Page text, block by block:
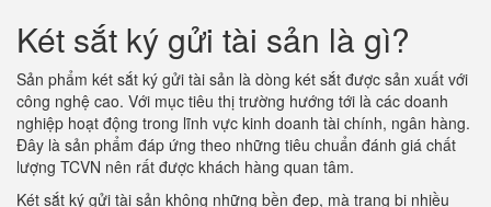
Két sắt ký gửi tài sản là gì?
Sản phẩm két sắt ký gửi tài sản là dòng két sắt được sản xuất với
công nghệ cao. Với mục tiêu thị trường hướng tới là các doanh
nghiệp hoạt động trong lĩnh vực kinh doanh tài chính, ngân hàng.
Đây là sản phẩm đáp ứng theo những tiêu chuẩn đánh giá chất
lượng TCVN nên rất được khách hàng quan tâm.
Két sắt ký gửi tài sản không những bền đẹp, mà trang bị nhiều